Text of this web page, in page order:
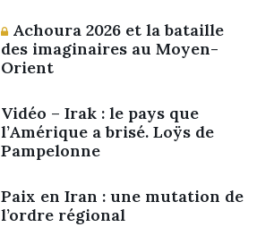
Achoura 2026 et la bataille
des imaginaires au Moyen-
Orient
Vidéo – Irak : le pays que
l’Amérique a brisé. Loÿs de
Pampelonne
Paix en Iran : une mutation de
l’ordre régional